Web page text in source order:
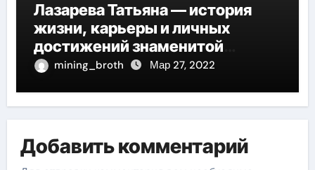
Лазарева Татьяна — история
жизни, карьеры и личных
достижений знаменитой
актрисы, восходящей на олимп
mining_broth Мар 27, 2022
Добавить комментарий